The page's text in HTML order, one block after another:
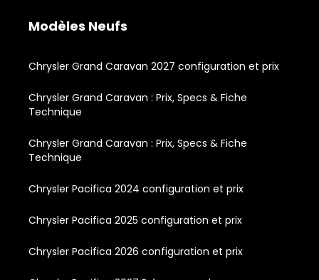
Modèles Neufs
Chrysler Grand Caravan 2027 configuration et prix
Chrysler Grand Caravan : Prix, Specs & Fiche
Technique
Chrysler Grand Caravan : Prix, Specs & Fiche
Technique
Chrysler Pacifica 2024 configuration et prix
Chrysler Pacifica 2025 configuration et prix
Chrysler Pacifica 2026 configuration et prix